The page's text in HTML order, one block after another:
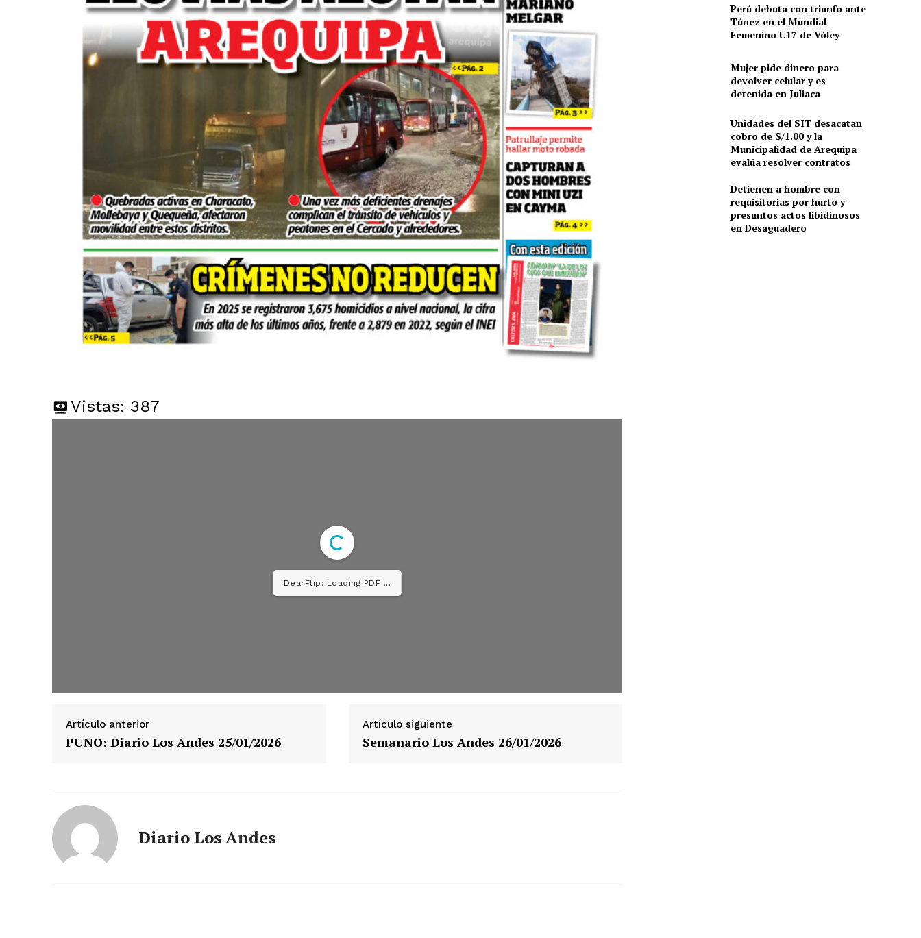
Vistas: 387
DearFlip: Loading PDF ...
Artículo anterior
PUNO: Diario Los Andes 25/01/2026
Artículo siguiente
Semanario Los Andes 26/01/2026
Diario Los Andes
Perú debuta con triunfo ante
Túnez en el Mundial
Femenino U17 de Vóley
Mujer pide dinero para
devolver celular y es
detenida en Juliaca
Unidades del SIT desacatan
cobro de S/1.00 y la
Municipalidad de Arequipa
evalúa resolver contratos
Detienen a hombre con
requisitorias por hurto y
presuntos actos libidinosos
en Desaguadero